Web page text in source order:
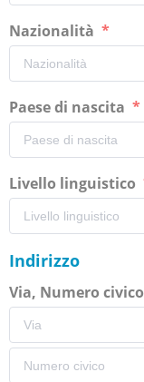
Nazionalità
Paese di nascita
Livello linguistico
Indirizzo
Via, Numero civico